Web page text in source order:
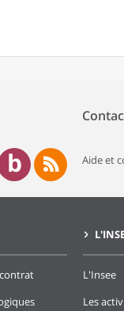
Aide et
L'Insee
Les